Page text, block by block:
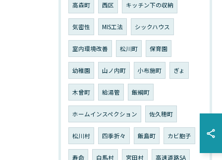
高森町 西区 キッチン下の収納
気密性 MIS工法 シックハウス
室内環境改善 松川町 保育園
幼稚園 山ノ内町 小布施町 ぎょ
木曾町 給湯管 飯綱町
ホームインスペクション 佐久穂町
松川村 四季折々 飯島町 カビ胞子
寿命 白馬村 宮田村 高速道路SA